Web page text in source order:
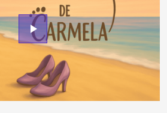
play_arrow